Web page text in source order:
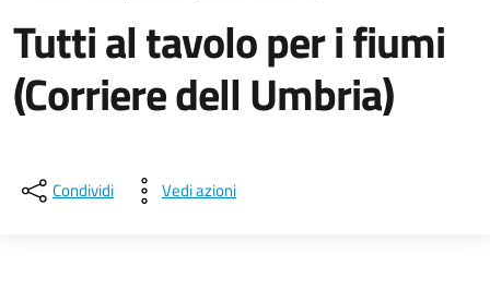
Tutti al tavolo per i fiumi
(Corriere dell Umbria)
Condividi Vedi azioni